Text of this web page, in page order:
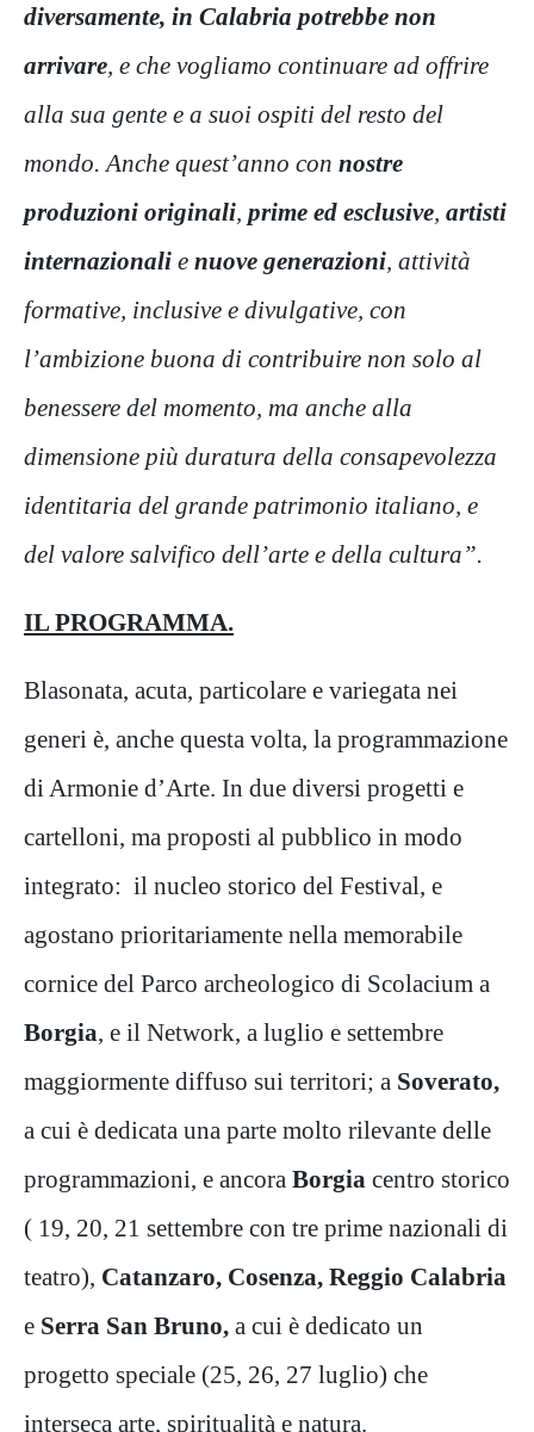
diversamente, in Calabria potrebbe non
arrivare , e che vogliamo continuare ad offrire
alla sua gente e a suoi ospiti del resto del
mondo. Anche quest’anno con nostre
produzioni originali prime ed esclusive artisti
internazionali e nuove generazioni , attività
formative, inclusive e divulgative, con
l’ambizione buona di contribuire non solo al
benessere del momento, ma anche alla
dimensione più duratura della consapevolezza
identitaria del grande patrimonio italiano, e
del valore salvifico dell’arte e della cultura”.
IL PROGRAMMA.
Blasonata, acuta, particolare e variegata nei
generi è, anche questa volta, la programmazione
di Armonie d’Arte. In due diversi progetti e
cartelloni, ma proposti al pubblico in modo
integrato: il nucleo storico del Festival, e
agostano prioritariamente nella memorabile
cornice del Parco archeologico di Scolacium a
Borgia , e il Network, a luglio e settembre
maggiormente diffuso sui territori; a Soverato,
a cui è dedicata una parte molto rilevante delle
programmazioni, e ancora Borgia centro storico
( 19, 20, 21 settembre con tre prime nazionali di
teatro), Catanzaro, Cosenza, Reggio Calabria
e Serra San Bruno, a cui è dedicato un
progetto speciale (25, 26, 27 luglio) che
interseca arte, spiritualità e natura.